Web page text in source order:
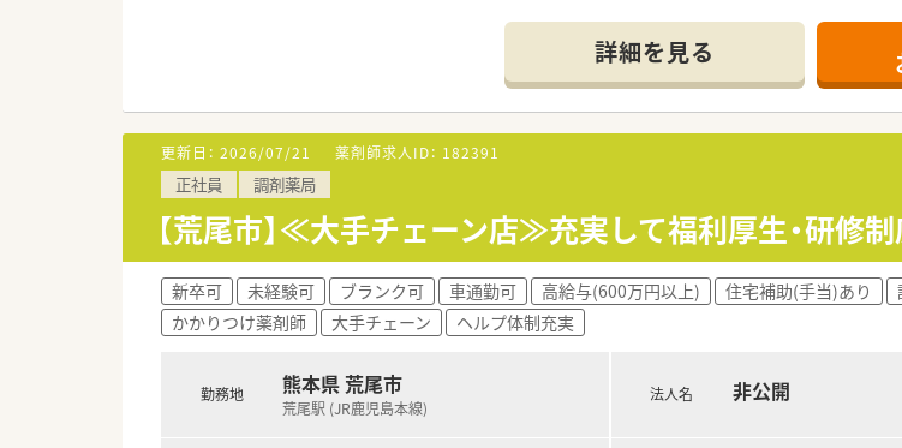
■内科や外科、透析から小児科、心療内科まで網羅しているため、総合病
■今回は欠員補充に伴う管理薬剤師候補の急募であり、これまでの実務経
す。
■特に40代までの方で、将来的に店舗責任者として周囲のスタッフと円滑
す。
■総合病院門前での勤務経験がある方や、在宅業務にも意欲的に関わりた
す。
【法人特徴について】
■熊本県荒尾市にて4店舗を展開している、創業68年を数える歴史と実績
■個人薬局ながら最新のオンライン服薬指導システムを導入しており、時
■グループ内には無菌調製室を完備した店舗もあり、高度な調剤ニーズに
詳細を見る
更新日： 2026/07/21 薬剤師求人ID： 182391
正社員 調剤薬局
【荒尾市】≪大手チェーン店≫充実して福利厚生・研修
新卒可 未経験可 ブランク可 車通勤可 高給与(600万円以上) 住宅補助(手当)あり
かかりつけ薬剤師
大手チェーン ヘルプ体制充実
勤務地 熊本県 荒尾市
荒尾駅 (JR鹿児島本線)
法人名 非公開